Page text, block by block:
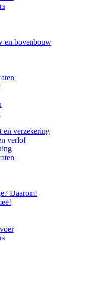
en bovenbouw
en verzekering
verlof
Daarom!